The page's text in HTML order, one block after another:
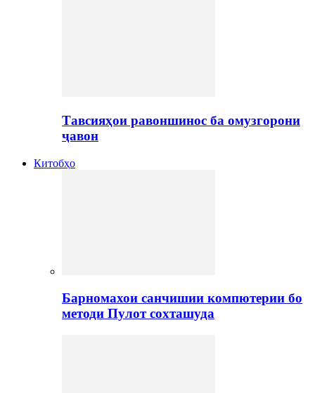
Тавсияҳои равоншинос ба омузгорони
ҷавон
Китобҳо
Барномахои санчишии компютерии бо
методи Пулот сохташуда